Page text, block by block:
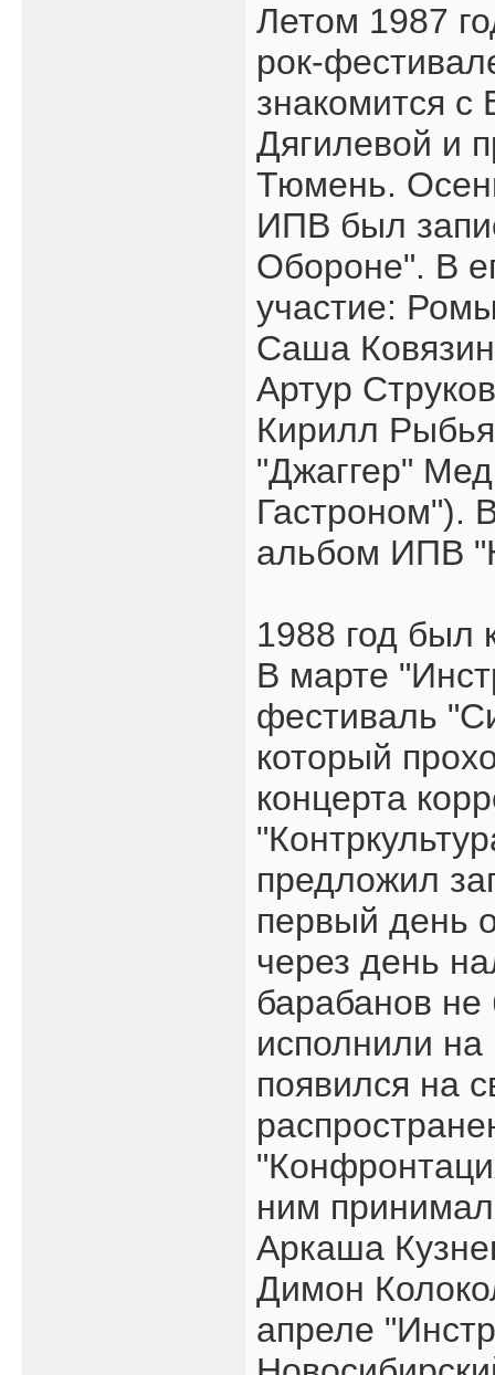
Летом 1987
рок-
знакомится
Дягилевой и
Тюмень.
ИПВ был
Обороне". В
участие:
Саша
Артур
Кирилл
"Джаггер"
Гастроном").
альбом ИПВ
1988 год был
В марте
фестиваль
который
концерта
предложил
первый день
через день
барабанов
исполнили на
появился на
ним
Аркаша
Димон
апреле